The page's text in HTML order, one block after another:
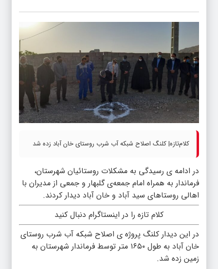
کلام‌تازه| کلنگ اصلاح شبکه آب شرب روستای خان آباد زده شد
در ادامه ی رسیدگی به مشکلات روستائیان شهرستان،
فرماندار به همراه امام جمعه‌ی گلبهار و جمعی از مدیران با
اهالی روستاهای سید آباد و خان آباد دیدار کردند.
کلام تازه را در اینستاگرام دنبال کنید
در این دیدار کلنگ پروژه ی اصلاح شبکه آب شرب روستای
خان آباد به طول ۱۶۵۰ متر توسط فرماندار شهرستان به
زمین زده شد.